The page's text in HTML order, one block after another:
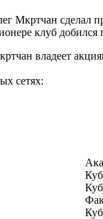
Мкртчан сделал
клуб
владеет
сетях: